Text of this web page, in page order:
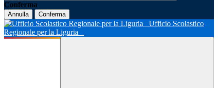
Conferma
Annulla Conferma
Ufficio Scolastico
Regionale per la Liguria